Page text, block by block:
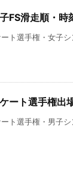
滑走順・時
ト選手権・女子
ト選手権出
ト選手権・男子